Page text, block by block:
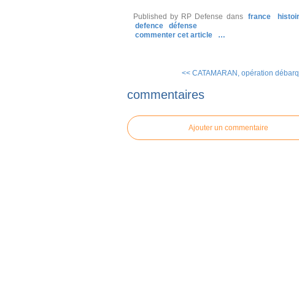
Published by RP Defense dans france
defence
défense
commenter cet article
…
<< CATAMARAN, opération
commentaires
Ajouter un commentaire